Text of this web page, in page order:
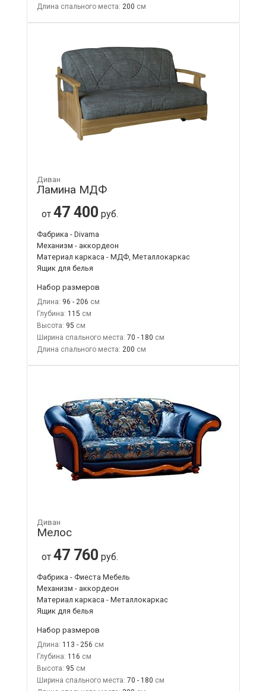
Длина спального места: 200
Диван
Ламина МДФ
от 47 400 руб.
Фабрика - Divama
Механизм - аккордеон
Материал каркаса - МДФ, Металлокаркас
Ящик для белья
Набор размеров
Длина: 96 - 206
Глубина: 115
Высота: 95
Ширина спального места: 70 - 180
Длина спального места: 200
Диван
Мелос
от 47 760 руб.
Фабрика - Фиеста Мебель
Механизм - аккордеон
Материал каркаса - Металлокаркас
Ящик для белья
Набор размеров
Длина: 113 - 256
Глубина: 116
Высота: 95
Ширина спального места: 70 - 180